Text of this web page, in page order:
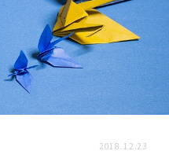
HAREL
活用事例
2018.12.23